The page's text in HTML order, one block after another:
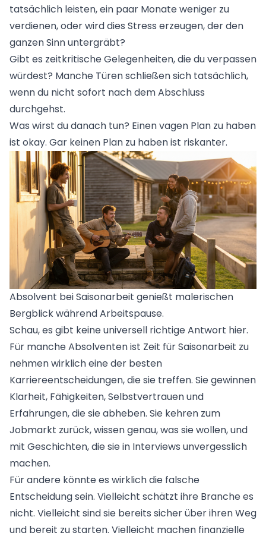
tatsächlich leisten, ein paar Monate weniger zu
verdienen, oder wird dies Stress erzeugen, der den
ganzen Sinn untergräbt?
Gibt es zeitkritische Gelegenheiten, die du verpassen
würdest? Manche Türen schließen sich tatsächlich,
wenn du nicht sofort nach dem Abschluss
durchgehst.
Was wirst du danach tun? Einen vagen Plan zu haben
ist okay. Gar keinen Plan zu haben ist riskanter.
Absolvent bei Saisonarbeit genießt malerischen
Bergblick während Arbeitspause.
Schau, es gibt keine universell richtige Antwort hier.
Für manche Absolventen ist Zeit für Saisonarbeit zu
nehmen wirklich eine der besten
Karriereentscheidungen, die sie treffen. Sie gewinnen
Klarheit, Fähigkeiten, Selbstvertrauen und
Erfahrungen, die sie abheben. Sie kehren zum
Jobmarkt zurück, wissen genau, was sie wollen, und
mit Geschichten, die sie in Interviews unvergesslich
machen.
Für andere könnte es wirklich die falsche
Entscheidung sein. Vielleicht schätzt ihre Branche es
nicht. Vielleicht sind sie bereits sicher über ihren Weg
und bereit zu starten. Vielleicht machen finanzielle